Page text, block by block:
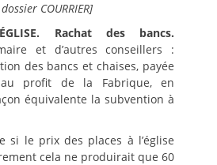
dossier COURRIER]
Rachat des bancs.
et d’autres conseillers :
des bancs et chaises, payée
profit de la Fabrique, en
équivalente la subvention à
si le prix des places à l’église
cela ne produirait que 60